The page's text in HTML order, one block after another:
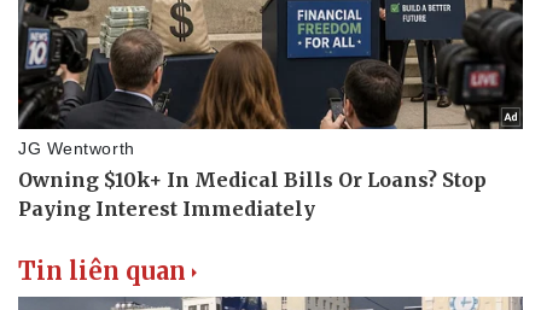
Tin liên quan